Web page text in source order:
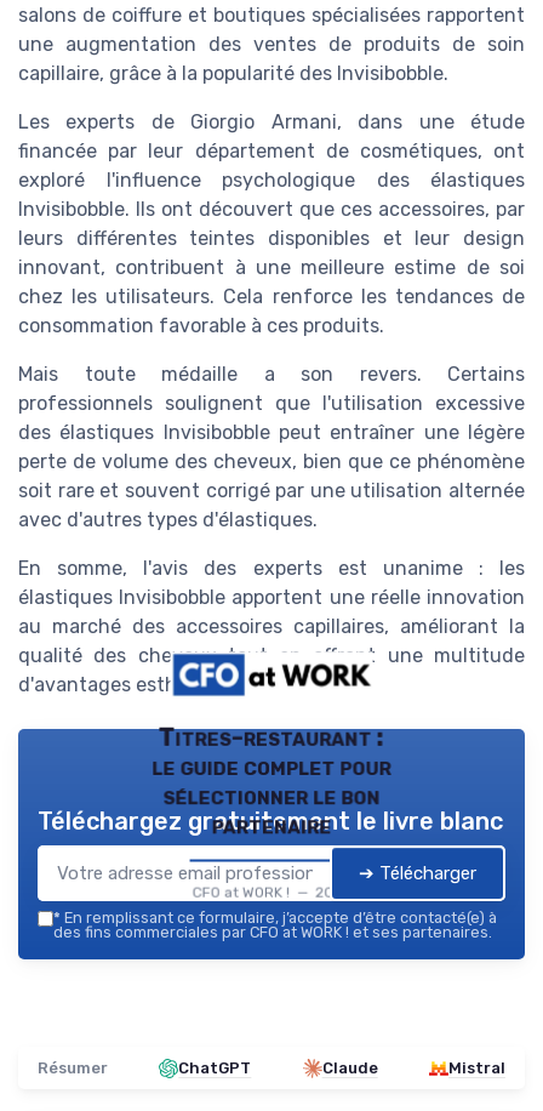
salons de coiffure et boutiques spécialisées rapportent
une augmentation des ventes de produits de soin
capillaire, grâce à la popularité des Invisibobble.
Les experts de Giorgio Armani, dans une étude
financée par leur département de cosmétiques, ont
exploré l'influence psychologique des élastiques
Invisibobble. Ils ont découvert que ces accessoires, par
leurs différentes teintes disponibles et leur design
innovant, contribuent à une meilleure estime de soi
chez les utilisateurs. Cela renforce les tendances de
consommation favorable à ces produits.
Mais toute médaille a son revers. Certains
professionnels soulignent que l'utilisation excessive
des élastiques Invisibobble peut entraîner une légère
perte de volume des cheveux, bien que ce phénomène
soit rare et souvent corrigé par une utilisation alternée
avec d'autres types d'élastiques.
En somme, l'avis des experts est unanime : les
élastiques Invisibobble apportent une réelle innovation
au marché des accessoires capillaires, améliorant la
qualité des cheveux tout en offrant une multitude
d'avantages esthétiques et pratiques.
Titres-restaurant :
le guide complet pour
sélectionner le bon
partenaire
CFO at WORK ! — 2026
Téléchargez gratuitement le livre blanc
➔ Télécharger
* En remplissant ce formulaire, j’accepte d’être contacté(e) à
des fins commerciales par CFO at WORK ! et ses partenaires.
Résumer ChatGPT Claude Mistral